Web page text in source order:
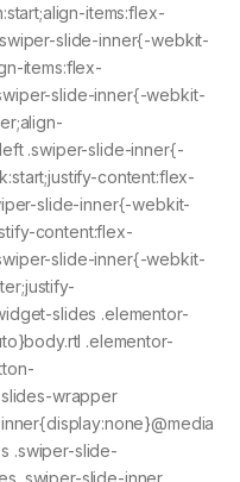
items:flex-
slide-inner{-webkit-
items:flex-
slide-inner{-webkit-
.swiper-slide-inner{-
content:flex-
slide-inner{-webkit-
content:flex-
slide-inner{-webkit-
slides .elementor-
.elementor-
wrapper
.swiper-slide-
.swiper-slide-inner